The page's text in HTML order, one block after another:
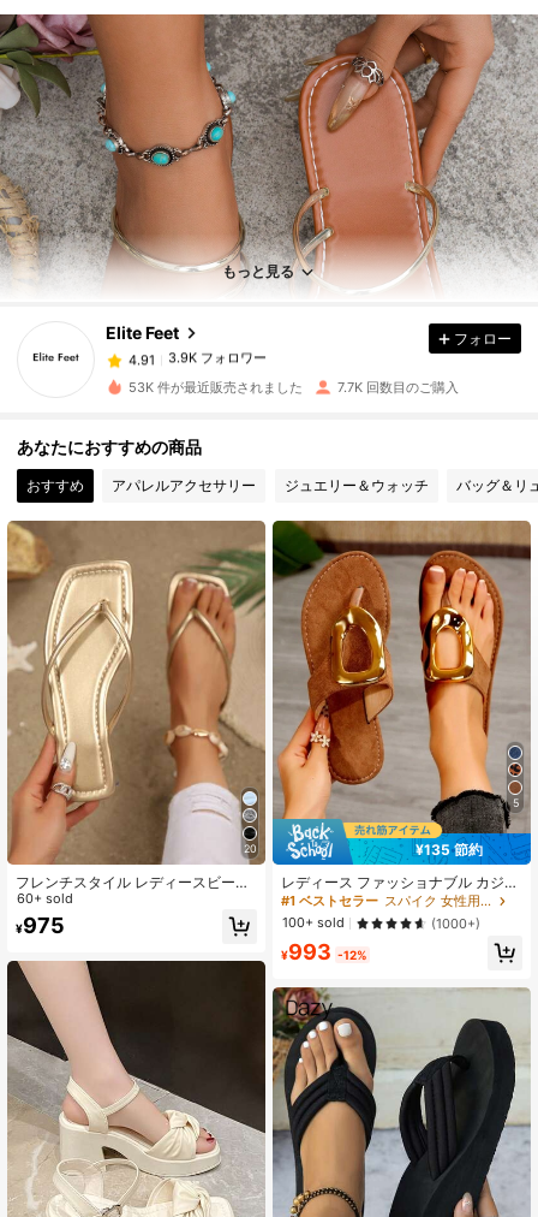
もっと見る
Elite Feet
3.9K フォロワー
4.91 3.9K フォロワー
m***0は1日前に購入しました
3.9K フォロワー
4.91 3.9K フォロワー
4.91 3.9K フォロワー
3.9K フォロワー
4.91 3.9K フォロワー
3.9K フォロワー
フォロー
53K 件が最近販売されました 7.7K 回数目のご購入
あなたにおすすめの商品
おすすめ アパレルアクセサリー ジュエリー＆ウォッチ バッグ＆リ
20
フレンチスタイル レディースビーチ
サンダル、ホリデー必需品、新作夏
甘い妖精風多用途ビーチバケーショ
ンソフトソールサンダル、デートに
60+ sold
¥975
5
¥135 節約
レディース ファッショナブル カジュ
アル オープントゥ ビーチサンダル、
ビーチサンダル、旅行、休暇、歩行
に最適
#1 ベストセラー
スパイク 女性用サンダル
100+ sold
(1000+)
¥993 -12%